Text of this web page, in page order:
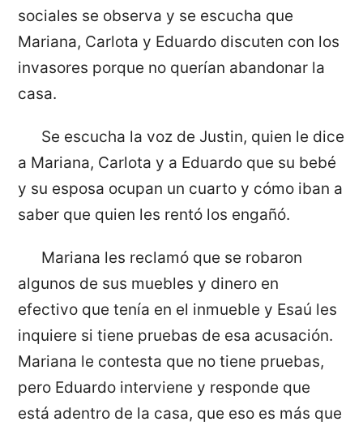
sociales se observa y se escucha que
Mariana, Carlota y Eduardo discuten con los
invasores porque no querían abandonar la
casa.
Se escucha la voz de Justin, quien le dice
a Mariana, Carlota y a Eduardo que su bebé
y su esposa ocupan un cuarto y cómo iban a
saber que quien les rentó los engañó.
Mariana les reclamó que se robaron
algunos de sus muebles y dinero en
efectivo que tenía en el inmueble y Esaú les
inquiere si tiene pruebas de esa acusación.
Mariana le contesta que no tiene pruebas,
pero Eduardo interviene y responde que
está adentro de la casa, que eso es más que